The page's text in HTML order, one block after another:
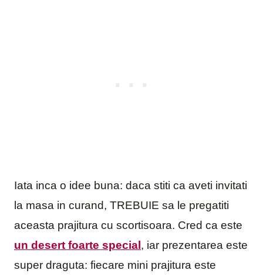
Iata inca o idee buna: daca stiti ca aveti invitati
la masa in curand, TREBUIE sa le pregatiti
aceasta prajitura cu scortisoara. Cred ca este
un desert foarte special, iar prezentarea este
super draguta: fiecare mini prajitura este